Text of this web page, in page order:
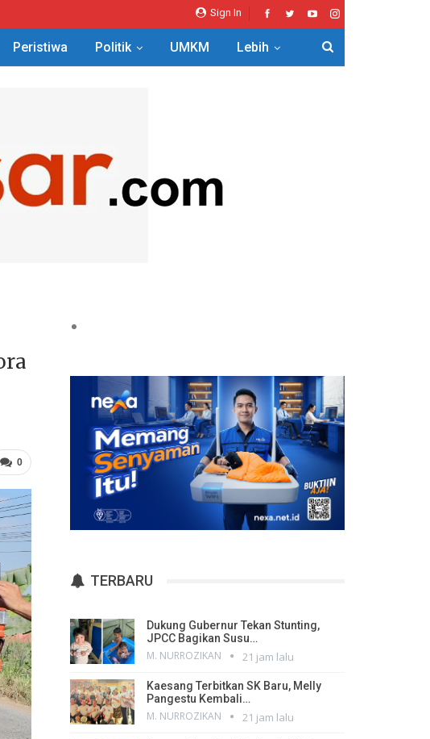
Sign In
Peristiwa Politik UMKM Lebih
0
TERBARU
Dukung Gubernur Tekan Stunting,
JPCC Bagikan Susu…
M. NURROZIKAN 21 jam lalu
Kaesang Terbitkan SK Baru, Melly
Pangestu Kembali…
M. NURROZIKAN 21 jam lalu